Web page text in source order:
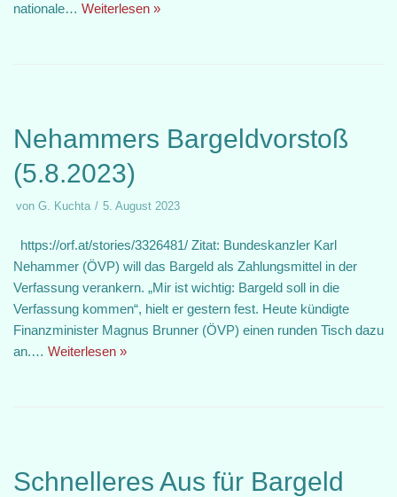
nationale… Weiterlesen »
Nehammers Bargeldvorstoß
(5.8.2023)
von G. Kuchta 5. August 2023
https://orf.at/stories/3326481/ Zitat: Bundeskanzler Karl
Nehammer (ÖVP) will das Bargeld als Zahlungsmittel in der
Verfassung verankern. „Mir ist wichtig: Bargeld soll in die
Verfassung kommen“, hielt er gestern fest. Heute kündigte
Finanzminister Magnus Brunner (ÖVP) einen runden Tisch dazu
an.… Weiterlesen »
Schnelleres Aus für Bargeld